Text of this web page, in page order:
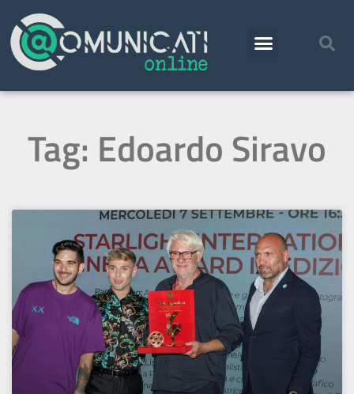
Tag: Edoardo Siravo